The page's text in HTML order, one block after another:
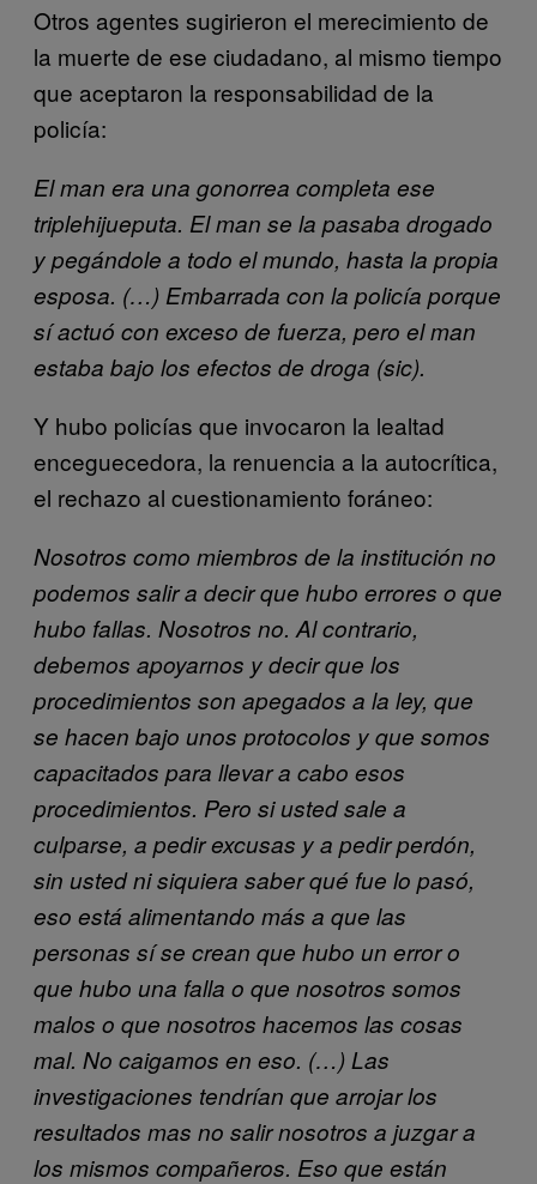
Otros agentes sugirieron el merecimiento de
la muerte de ese ciudadano, al mismo tiempo
que aceptaron la responsabilidad de la
policía:
El man era una gonorrea completa ese
triplehijueputa. El man se la pasaba drogado
y pegándole a todo el mundo, hasta la propia
esposa. (…) Embarrada con la policía porque
sí actuó con exceso de fuerza, pero el man
estaba bajo los efectos de droga (sic).
Y hubo policías que invocaron la lealtad
enceguecedora, la renuencia a la autocrítica,
el rechazo al cuestionamiento foráneo:
Nosotros como miembros de la institución no
podemos salir a decir que hubo errores o que
hubo fallas. Nosotros no. Al contrario,
debemos apoyarnos y decir que los
procedimientos son apegados a la ley, que
se hacen bajo unos protocolos y que somos
capacitados para llevar a cabo esos
procedimientos. Pero si usted sale a
culparse, a pedir excusas y a pedir perdón,
sin usted ni siquiera saber qué fue lo pasó,
eso está alimentando más a que las
personas sí se crean que hubo un error o
que hubo una falla o que nosotros somos
malos o que nosotros hacemos las cosas
mal. No caigamos en eso. (…) Las
investigaciones tendrían que arrojar los
resultados mas no salir nosotros a juzgar a
los mismos compañeros. Eso que están